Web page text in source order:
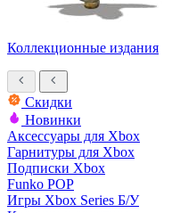
Коллекционные издания
Скидки
Новинки
Аксессуары для Xbox
Гарнитуры для Xbox
Подписки Xbox
Funko POP
Игры Xbox Series Б/У